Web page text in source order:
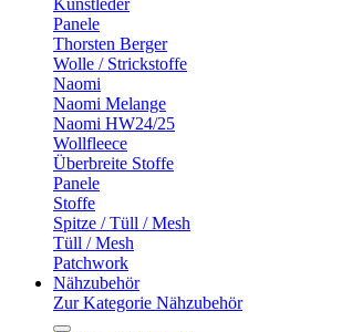
Kunstleder
Panele
Thorsten Berger
Wolle / Strickstoffe
Naomi
Naomi Melange
Naomi HW24/25
Wollfleece
Überbreite Stoffe
Panele
Stoffe
Spitze / Tüll / Mesh
Tüll / Mesh
Patchwork
Nähzubehör
Zur Kategorie Nähzubehör